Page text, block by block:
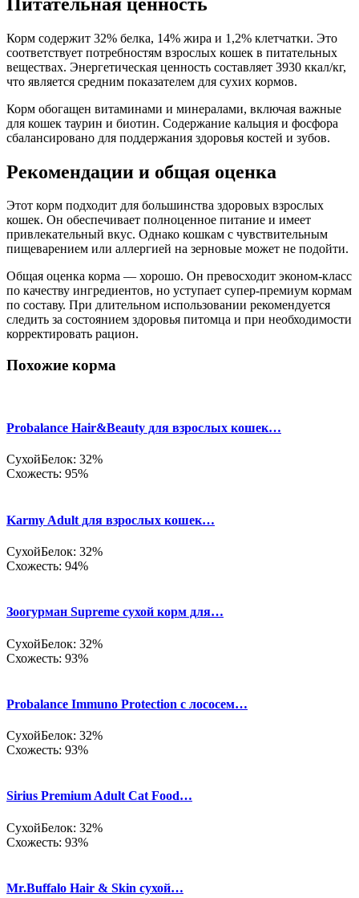
Корм содержит 32% белка, 14% жира и 1,2% клетчатки. Это
соответствует потребностям взрослых кошек в питательных
веществах. Энергетическая ценность составляет 3930 ккал/кг,
что является средним показателем для сухих кормов.
Корм обогащен витаминами и минералами, включая важные
для кошек таурин и биотин. Содержание кальция и фосфора
сбалансировано для поддержания здоровья костей и зубов.
Рекомендации и общая оценка
Этот корм подходит для большинства здоровых взрослых
кошек. Он обеспечивает полноценное питание и имеет
привлекательный вкус. Однако кошкам с чувствительным
пищеварением или аллергией на зерновые может не подойти.
Общая оценка корма — хорошо. Он превосходит эконом-класс
по качеству ингредиентов, но уступает супер-премиум кормам
по составу. При длительном использовании рекомендуется
следить за состоянием здоровья питомца и при необходимости
корректировать рацион.
Похожие корма
Probalance Hair&Beauty для взрослых кошек…
СухойБелок: 32%
Схожесть: 95%
Karmy Adult для взрослых кошек…
СухойБелок: 32%
Схожесть: 94%
Зоогурман Supreme сухой корм для…
СухойБелок: 32%
Схожесть: 93%
Probalance Immuno Protection с лососем…
СухойБелок: 32%
Схожесть: 93%
Sirius Premium Adult Cat Food…
СухойБелок: 32%
Схожесть: 93%
Mr.Buffalo Hair & Skin сухой…